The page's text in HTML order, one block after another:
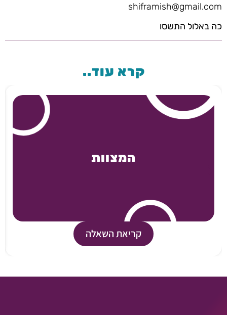
shiframish@gmail.com
כה באלול התשסו
קרא עוד..
המצוות
קריאת השאלה